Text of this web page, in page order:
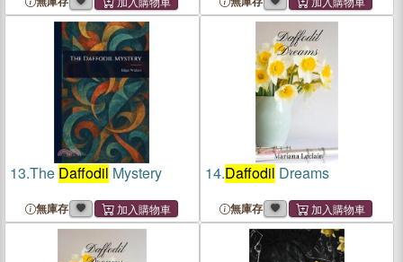
13.The Daffodil Mystery
無庫存
14.Daffodil Dreams
無庫存